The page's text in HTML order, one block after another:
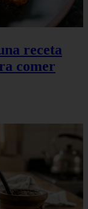
receta
comer